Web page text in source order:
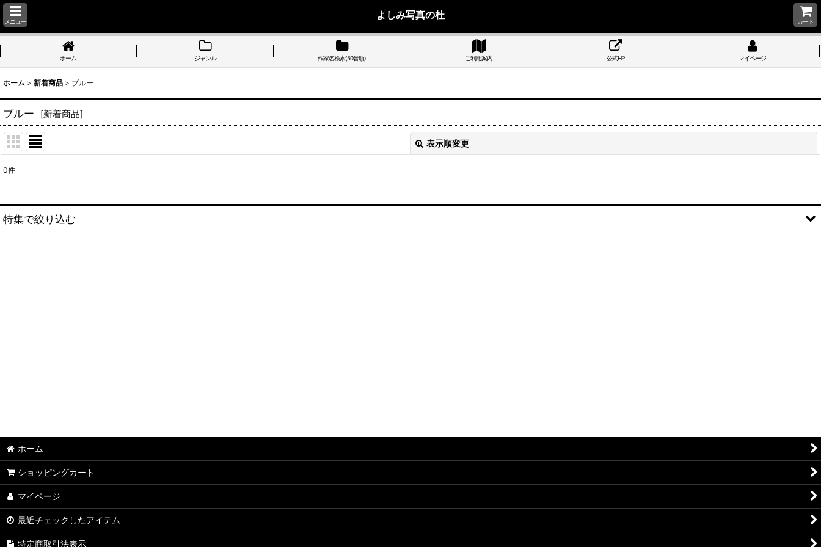
メニュー
よしみ写真の杜
カート
ホーム ジャンル 作家名検索(50音順) ご利用案内 公式HP マイページ
ホーム > 新着商品 > ブルー
ブルー [新着商品]
表示順変更
並び順 :
0件
特集で絞り込む
イエロー
パープル
ピンク
風景
動物
ホーム
ショッピングカート
マイページ
最近チェックしたアイテム
特定商取引法表示